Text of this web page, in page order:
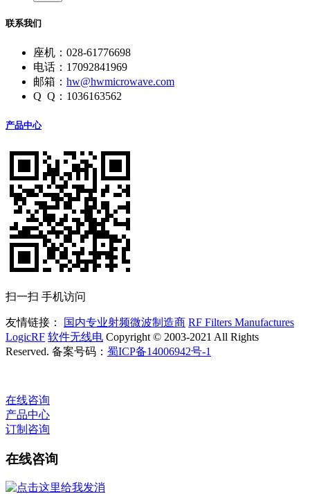
联系我们
座机：028-61776698
电话：17092841969
邮箱： hw@hwmicrowave.com
Q Q：1036163562
产品中心
扫一扫 手机访问
友情链接： 国内专业射频微波制造商 RF Filters Manufactures
LogicRF 软件无线电 Copyright © 2003-2021 All Rights
Reserved. 备案号码： 蜀ICP备14006942号-1
在线咨询
产品中心
订制咨询
在线咨询